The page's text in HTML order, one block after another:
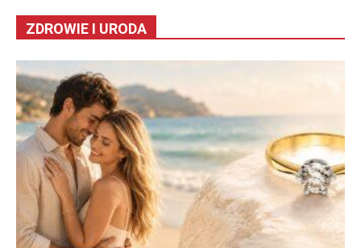
ZDROWIE I URODA